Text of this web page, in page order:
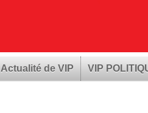
Actualité de VIP VIP